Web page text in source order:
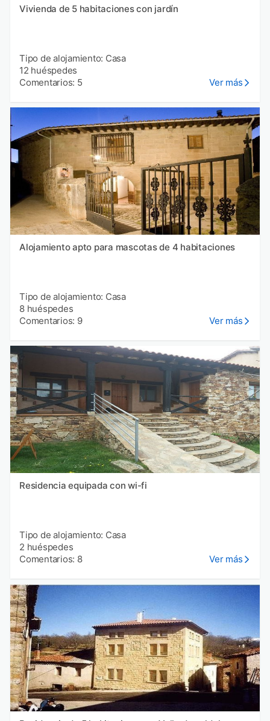
Vivienda de 5 habitaciones con jardín
Tipo de alojamiento: Casa
12 huéspedes
Comentarios: 5
Ver más
Alojamiento apto para mascotas de 4 habitaciones
Tipo de alojamiento: Casa
8 huéspedes
Comentarios: 9
Ver más
Residencia equipada con wi-fi
Tipo de alojamiento: Casa
2 huéspedes
Comentarios: 8
Ver más